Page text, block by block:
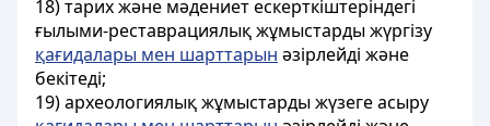
18) тарих және мәдениет ескерткіштеріндегі
ғылыми-реставрациялық жұмыстарды жүргізу
қағидалары мен шарттарын әзірлейді және
бекітеді;
19) археологиялық жұмыстарды жүзеге асыру